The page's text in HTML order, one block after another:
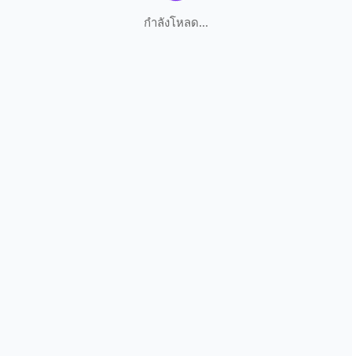
กำลังโหลด...